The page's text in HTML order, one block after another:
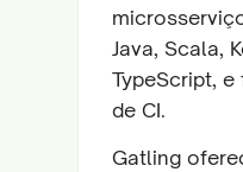
Java, Scala,
TypeScript,
de CI.
Gatling